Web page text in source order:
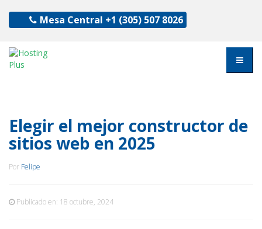
Mesa Central +1 (305) 507 8026
Elegir el mejor constructor de
sitios web en 2025
Por Felipe
Publicado en: 18 octubre, 2024